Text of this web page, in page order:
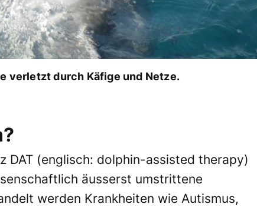
verletzt durch Käfige und Netze.
DAT (englisch: dolphin-assisted therapy)
äusserst umstrittene
werden Krankheiten wie Autismus,